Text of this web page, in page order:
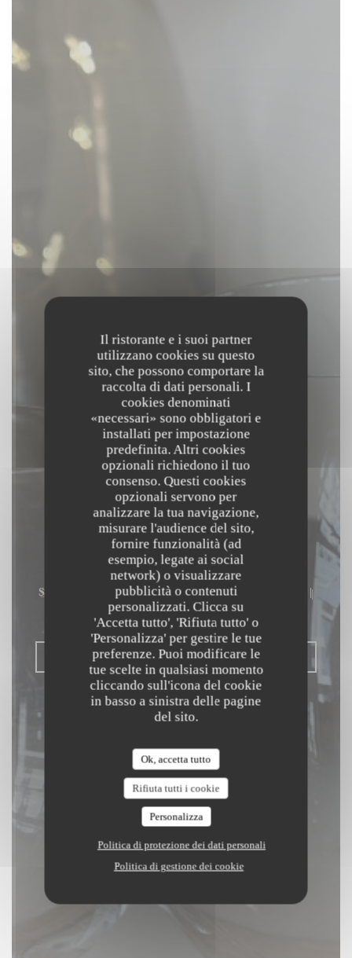
Il ristorante e i suoi partner
utilizzano cookies su questo
sito, che possono comportare la
raccolta di dati personali. I
cookies denominati
«necessari» sono obbligatori e
installati per impostazione
predefinita. Altri cookies
opzionali richiedono il tuo
consenso. Questi cookies
opzionali servono per
analizzare la tua navigazione,
misurare l'audience del sito,
fornire funzionalità (ad
esempio, legate ai social
network) o visualizzare
pubblicità o contenuti
personalizzati. Clicca su
'Accetta tutto', 'Rifiuta tutto' o
'Personalizza' per gestire le tue
preferenze. Puoi modificare le
tue scelte in qualsiasi momento
cliccando sull'icona del cookie
in basso a sinistra delle pagine
del sito.
Ok, accetta tutto
Rifiuta tutti i cookie
Personalizza
Politica di protezione dei dati personali
Politica di gestione dei cookie
Chez Gabrielle
SEMI-RESTAURANT GASTRONOMIQUE
|
PARIS
PRENOTA